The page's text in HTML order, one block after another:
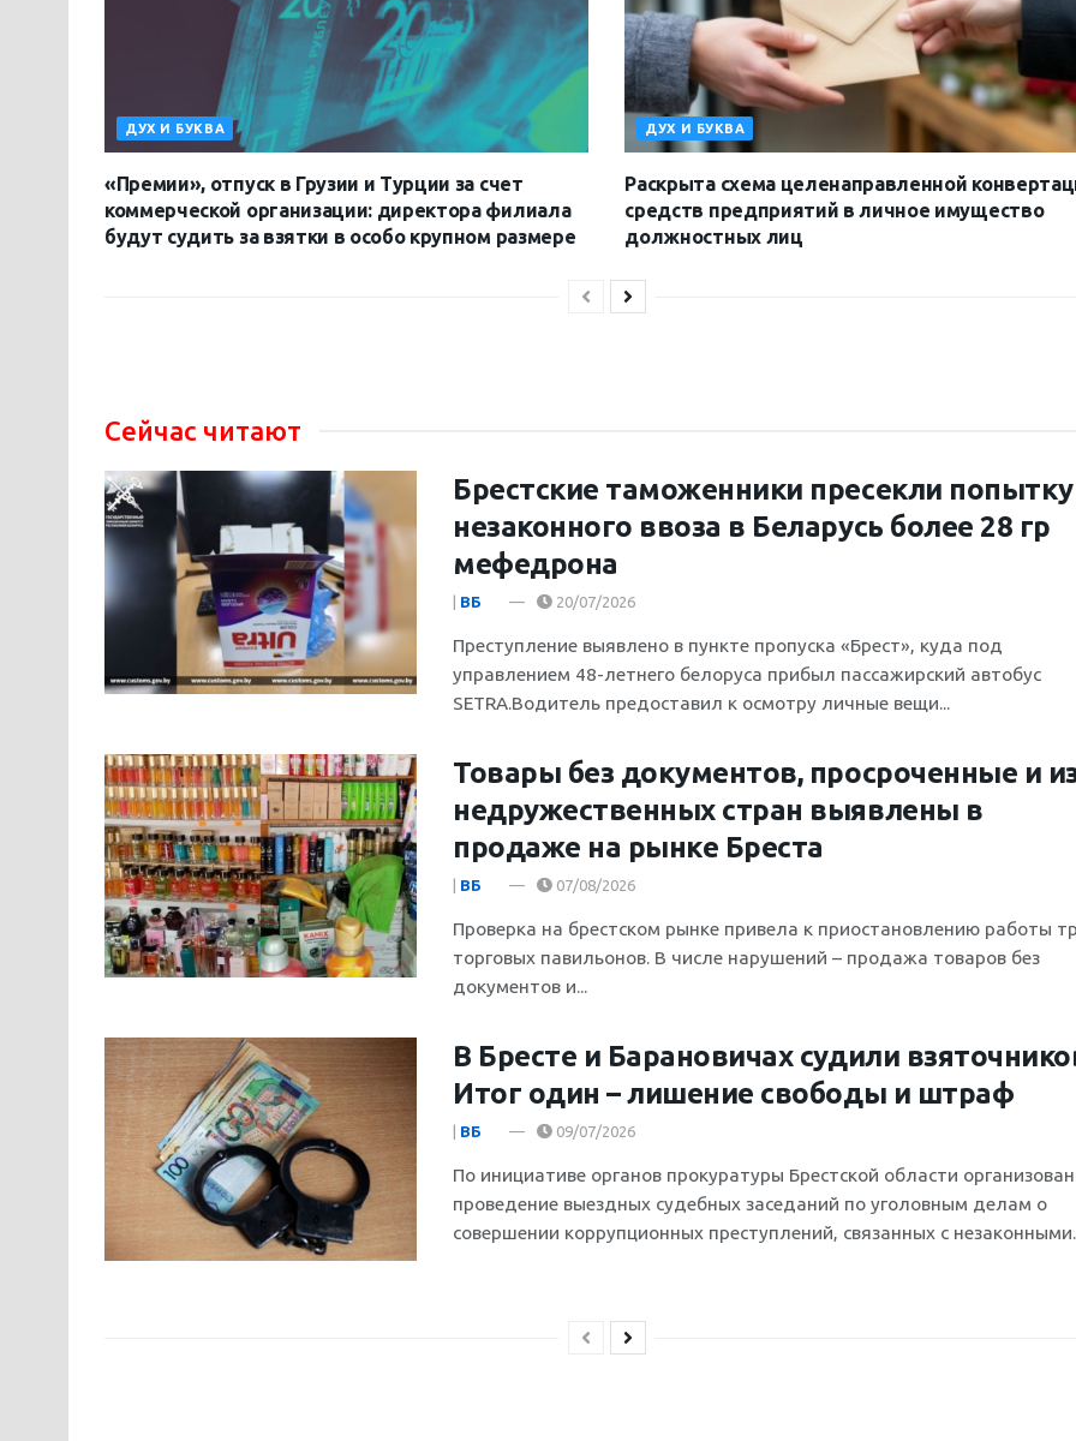
ДУХ И БУКВА
«Премии», отпуск в Грузии и Турции за счет
коммерческой организации: директора филиала
будут судить за взятки в особо крупном размере
ДУХ И БУКВА
Раскрыта схема целенаправленной
средств предприятий в личное имущество
должностных лиц
Сейчас читают
Брестские таможенники пресекли попытку
незаконного ввоза в Беларусь более 28 гр
мефедрона
ВБ 20/07/2026
Преступление выявлено в пункте пропуска «Брест», куда под
управлением 48-летнего белоруса прибыл пассажирский автобус
SETRA.Водитель предоставил к осмотру личные вещи...
Товары без документов, просроченные и
недружественных стран выявлены в
продаже на рынке Бреста
ВБ 07/08/2026
Проверка на брестском рынке привела к приостановлению работы
торговых павильонов. В числе нарушений – продажа товаров без
документов и...
В Бресте и Барановичах судили
Итог один – лишение свободы и штраф
ВБ 09/07/2026
По инициативе органов прокуратуры Брестской области
проведение выездных судебных заседаний по уголовным делам о
совершении коррупционных преступлений, связанных с